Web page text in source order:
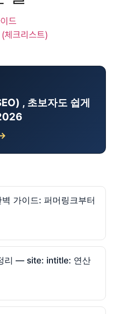
드
체크리스트)
, 초보자도 쉽게
가이드: 퍼머링크부터
리 — site: intitle: 연산